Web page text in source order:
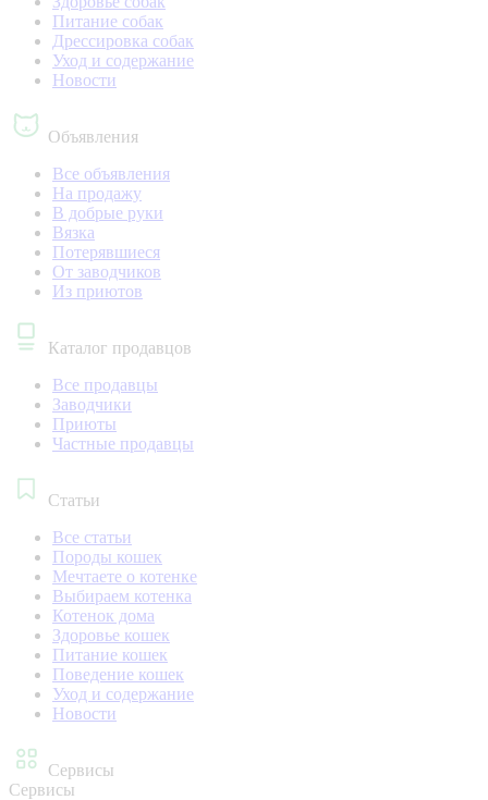
Питание собак
Дрессировка собак
Уход и содержание
Новости
Объявления
Все объявления
На продажу
В добрые руки
Вязка
Потерявшиеся
От заводчиков
Из приютов
Каталог продавцов
Все продавцы
Заводчики
Приюты
Частные продавцы
Статьи
Все статьи
Породы кошек
Мечтаете о котенке
Выбираем котенка
Котенок дома
Здоровье кошек
Питание кошек
Поведение кошек
Уход и содержание
Новости
Сервисы
Сервисы